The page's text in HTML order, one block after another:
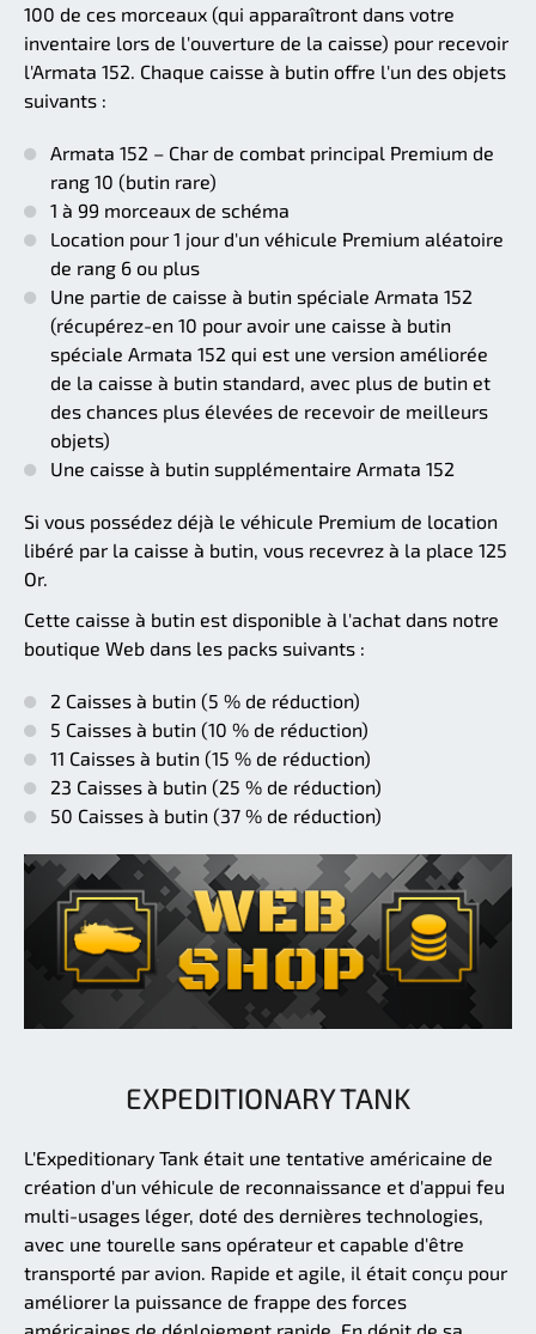
100 de ces morceaux (qui apparaîtront dans votre
inventaire lors de l'ouverture de la caisse) pour recevoir
l'Armata 152. Chaque caisse à butin offre l'un des objets
suivants :
Armata 152 – Char de combat principal Premium de
rang 10 (butin rare)
1 à 99 morceaux de schéma
Location pour 1 jour d'un véhicule Premium aléatoire
de rang 6 ou plus
Une partie de caisse à butin spéciale Armata 152
(récupérez-en 10 pour avoir une caisse à butin
spéciale Armata 152 qui est une version améliorée
de la caisse à butin standard, avec plus de butin et
des chances plus élevées de recevoir de meilleurs
objets)
Une caisse à butin supplémentaire Armata 152
Si vous possédez déjà le véhicule Premium de location
libéré par la caisse à butin, vous recevrez à la place 125
Or.
Cette caisse à butin est disponible à l'achat dans notre
boutique Web dans les packs suivants :
2 Caisses à butin (5 % de réduction)
5 Caisses à butin (10 % de réduction)
11 Caisses à butin (15 % de réduction)
23 Caisses à butin (25 % de réduction)
50 Caisses à butin (37 % de réduction)
EXPEDITIONARY TANK
L'Expeditionary Tank était une tentative américaine de
création d'un véhicule de reconnaissance et d'appui feu
multi-usages léger, doté des dernières technologies,
avec une tourelle sans opérateur et capable d'être
transporté par avion. Rapide et agile, il était conçu pour
améliorer la puissance de frappe des forces